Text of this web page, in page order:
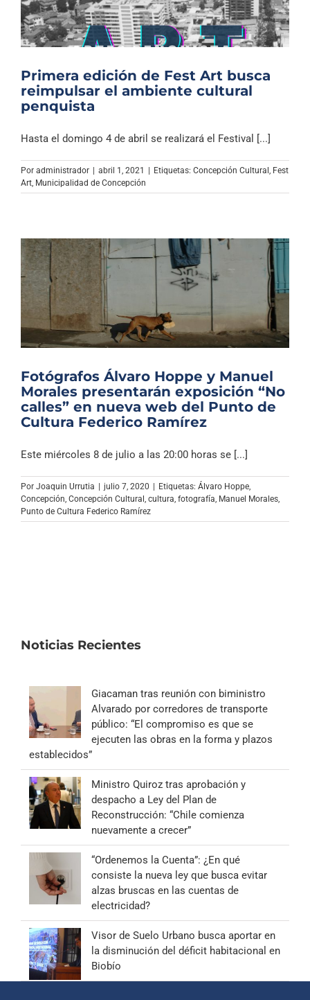
Primera edición de Fest Art busca
reimpulsar el ambiente cultural
penquista
Hasta el domingo 4 de abril se realizará el Festival [...]
Por administrador abril 1, 2021 Etiquetas: Concepción Cultural , Fest
Art, Municipalidad de Concepción
Fotógrafos Álvaro Hoppe y Manuel
Morales presentarán exposición “No
calles” en nueva web del Punto de
Cultura Federico Ramírez
Este miércoles 8 de julio a las 20:00 horas se [...]
Por Joaquin Urrutia | julio 7, 2020 | Etiquetas: Álvaro Hoppe,
Concepción, Concepción Cultural, cultura, fotografía, Manuel Morales,
Punto de Cultura Federico Ramírez
Noticias Recientes
Giacaman tras reunión con biministro
Alvarado por corredores de transporte
público: “El compromiso es que se
ejecuten las obras en la forma y plazos
establecidos”
Ministro Quiroz tras aprobación y
despacho a Ley del Plan de
Reconstrucción: “Chile comienza
nuevamente a crecer”
“Ordenemos la Cuenta”: ¿En qué
consiste la nueva ley que busca evitar
alzas bruscas en las cuentas de
electricidad?
Visor de Suelo Urbano busca aportar en
la disminución del déficit habitacional en
Biobío